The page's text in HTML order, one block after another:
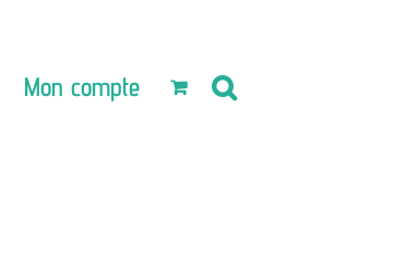
Mon compte